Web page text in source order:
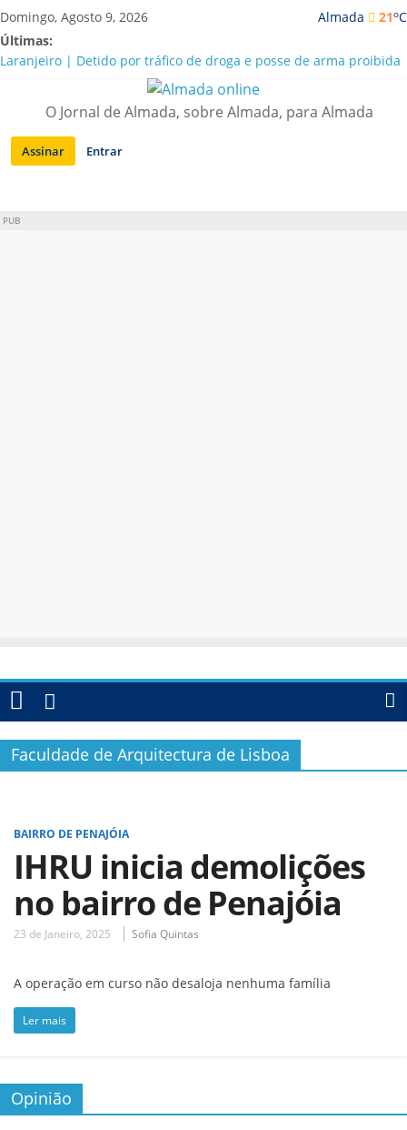
Saltar
para
conteúdo
Almada 21oC
Domingo, Agosto 9, 2026
Últimas:
Laranjeiro | Detido por tráfico de droga e posse de arma proibida
A “crise” da água em Almada: ilações e ensinamentos necessários
Costa da Caparica | Polícia Marítima e ASAE detectam
irregularidades em habitações e restaurantes
APA diz que falta de água em Almada “foi um problema de má
O Jornal de Almada, sobre Almada, para Almada
Assinar Entrar
PUB
Faculdade de Arquitectura de Lisboa
BAIRRO DE PENAJÓIA
IHRU inicia demolições
no bairro de Penajóia
23 de Janeiro, 2025 Sofia Quintas
A operação em curso não desaloja nenhuma família
Ler mais
Opinião